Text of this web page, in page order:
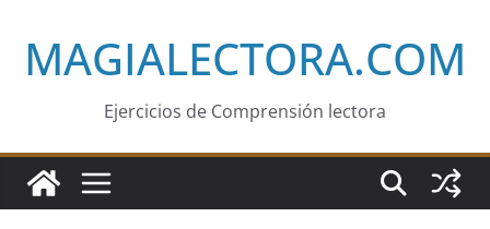
contenido
MAGIALECTORA.COM
Ejercicios de Comprensión lectora